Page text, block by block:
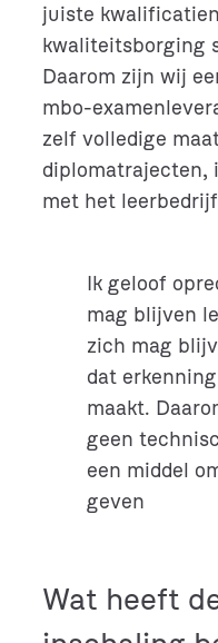
juiste
kwaliteitsborging
Daarom zijn wij
mbo-
zelf volledige
diplomatrajecten,
met het
Ik geloof
mag blijven
zich mag
dat
maakt.
geen
een middel
geven
Wat heeft